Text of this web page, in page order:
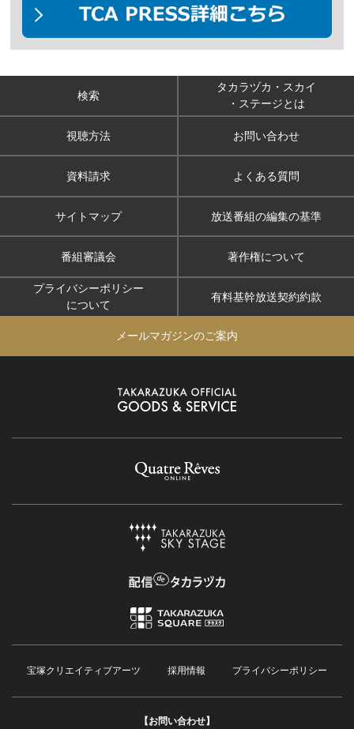
検索
タカラヅカ・スカイ
・ステージとは
視聴方法 お問い合わせ
資料請求 よくある質問
サイトマップ 放送番組の編集の基準
番組審議会 著作権について
プライバシーポリシー
について
有料基幹放送契約約款
メールマガジンのご案内
宝塚クリエイティブアーツ 採用情報 プライバシーポリシー
【お問い合わせ】